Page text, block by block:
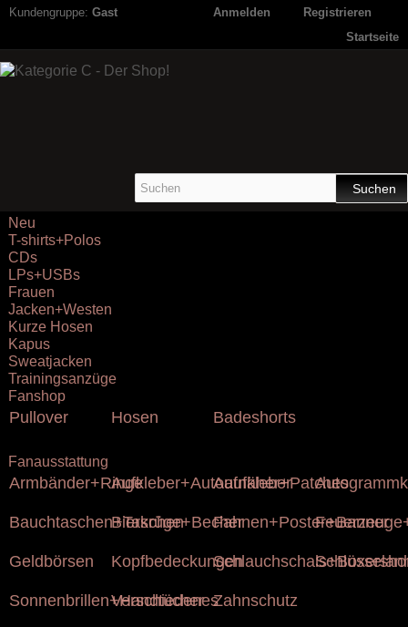
Kundengruppe: Gast Registrieren
Anmelden
Startseite
Suchen
Neu
T-shirts+Polos
CDs
LPs+USBs
Frauen
Jacken+Westen
Kurze Hosen
Kapus
Sweatjacken
Trainingsanzüge
Fanshop
Pullover Hosen Badeshorts
Fanausstattung
Armbänder+RingeAufkleber+Autoaufkleber
Aufnäher+Patches
Bauchtaschen+Taschen
Bierkrüge+BecherFahnen+Poster+Banner
Geldbörsen Kopfbedeckungen
Sonnenbrillen+Handtücher
VerschiedenesZahnschutz